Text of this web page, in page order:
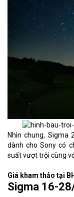
Nhìn chung, Sigma
dành cho Sony có
suất vượt trội cùng
Giá kham thảo tại
Sigma 16-